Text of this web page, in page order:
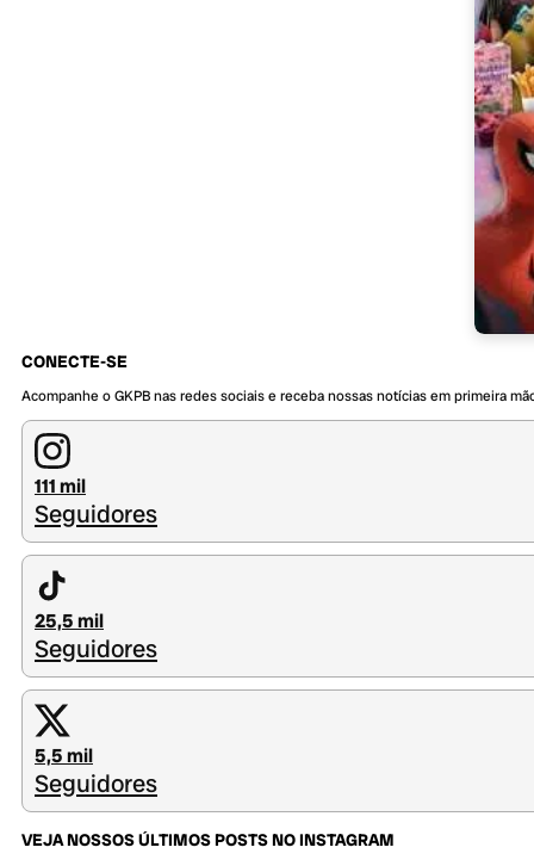
CONECTE-SE
Acompanhe o GKPB nas redes sociais e receba nossas notícias em primeira
111 mil
Seguidores
25,5 mil
Seguidores
5,5 mil
Seguidores
VEJA NOSSOS ÚLTIMOS POSTS NO INSTAGRAM